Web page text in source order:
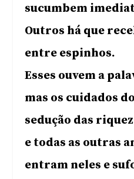
sucumbem
Outros há que
entre espinhos.
Esses ouvem a
mas os cuidados
sedução das
e todas as outras
entram neles e